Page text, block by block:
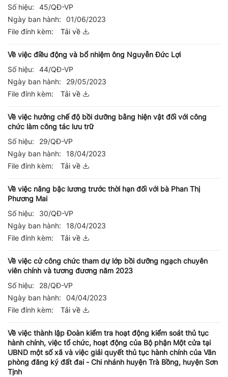
Số hiệu:
45/QĐ-VP
Ngày ban hành:
01/06/2023
File đính kèm:
Tải về
Về việc điều động và bổ nhiệm ông Nguyễn Đức Lợi
Số hiệu:
44/QĐ-VP
Ngày ban hành:
29/05/2023
File đính kèm:
Tải về
Về việc hưởng chế độ bồi dưỡng bằng hiện vật đối với công
chức làm công tác lưu trữ
Số hiệu:
29/QĐ-VP
Ngày ban hành:
18/04/2023
File đính kèm:
Tải về
Về việc nâng bậc lương trước thời hạn đối với bà Phan Thị
Phương Mai
Số hiệu:
30/QĐ-VP
Ngày ban hành:
18/04/2023
File đính kèm:
Tải về
Về việc cử công chức tham dự lớp bồi dưỡng ngạch chuyên
viên chính và tương đương năm 2023
Số hiệu:
28/QĐ-VP
Ngày ban hành:
04/04/2023
File đính kèm:
Tải về
Về việc thành lập Đoàn kiểm tra hoạt động kiểm soát thủ tục
hành chính, việc tổ chức, hoạt động của Bộ phận Một cửa tại
UBND một số xã và việc giải quyết thủ tục hành chính của Văn
phòng đăng ký đất đai - Chi nhánh huyện Trà Bồng, huyện Sơn
Tịnh